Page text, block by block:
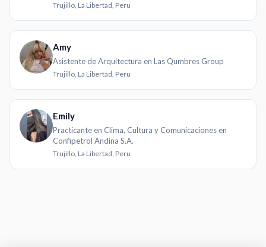
Trujillo, La Libertad, Peru
Amy
Asistente de Arquitectura en Las Qumbres Group
Trujillo, La Libertad, Peru
Emily
Practicante en Clima, Cultura y Comunicaciones en
Confipetrol Andina S.A.
Trujillo, La Libertad, Peru